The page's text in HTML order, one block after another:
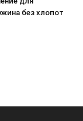
без хлопот